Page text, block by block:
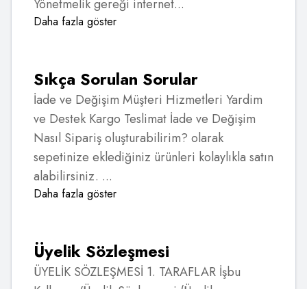
Yönetmelik gereği internet...
Daha fazla göster
Sıkça Sorulan Sorular
İade ve Değişim Müşteri Hizmetleri Yardim
ve Destek Kargo Teslimat İade ve Değişim
Nasıl Sipariş oluşturabilirim? olarak
sepetinize eklediğiniz ürünleri kolaylıkla satın
alabilirsiniz. ...
Daha fazla göster
Üyelik Sözleşmesi
ÜYELİK SÖZLEŞMESİ 1. TARAFLAR İşbu